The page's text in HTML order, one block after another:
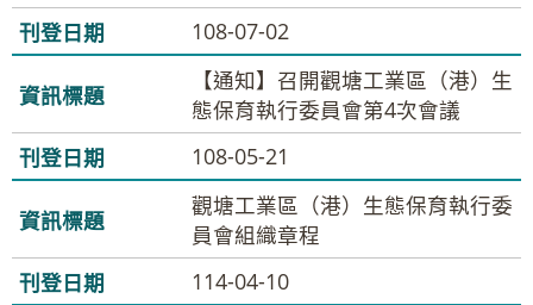
108-07-02
【通知】召開觀塘工業區（港）生
態保育執行委員會第4次會議
108-05-21
觀塘工業區（港）生態保育執行委
員會組織章程
114-04-10